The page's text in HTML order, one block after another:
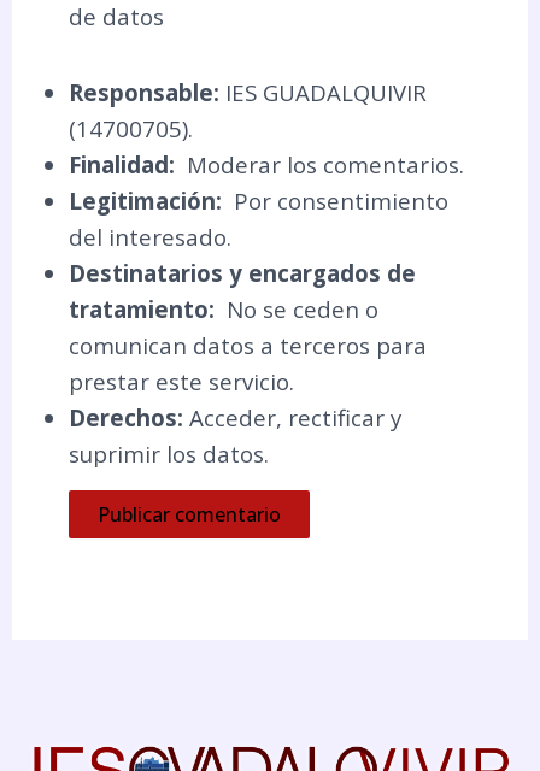
de datos
Responsable: IES GUADALQUIVIR
(14700705).
Finalidad: Moderar los comentarios.
Legitimación: Por consentimiento
del interesado.
Destinatarios y encargados de
tratamiento: No se ceden o
comunican datos a terceros para
prestar este servicio.
Derechos: Acceder, rectificar y
suprimir los datos.